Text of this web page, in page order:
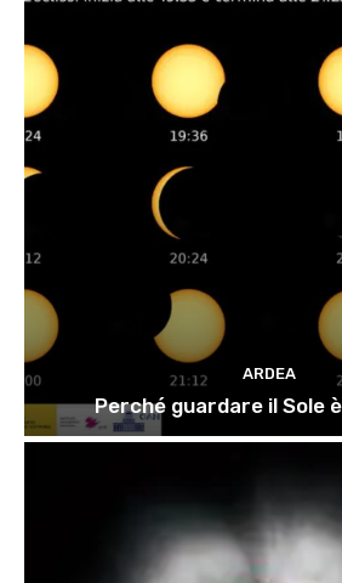
ARDEA
Perché guardare il Sole